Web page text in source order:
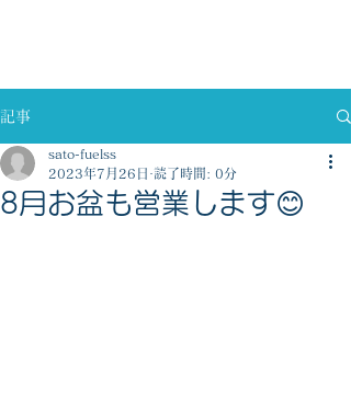
記事
8月お盆も営業します😊
sato-fuelss
2023年7月26日
読了時間: 0分